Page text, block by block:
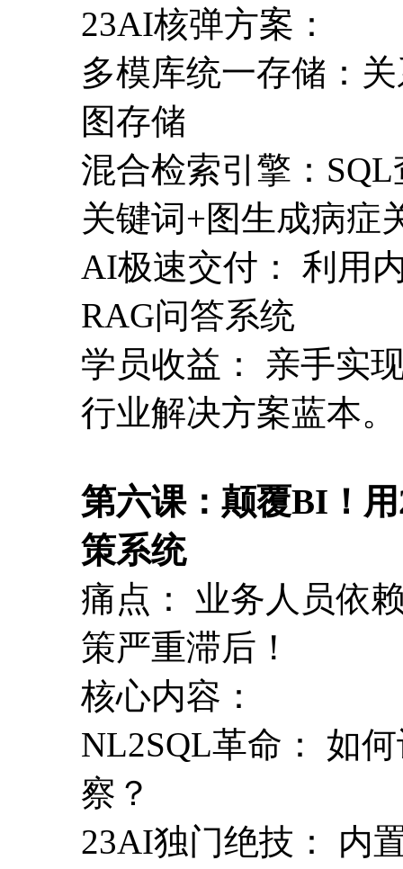
23AI核弹方案：
多模库统一存储：
图存储
混合检索引擎：
关键词+图生成病症
AI极速交付： 利用
RAG问答系统
学员收益： 亲手实
行业解决方案蓝本。
第六课：颠覆BI！
策系统
痛点： 业务人员依
策严重滞后！
核心内容：
NL2SQL革命： 如
察？
23AI独门绝技： 内